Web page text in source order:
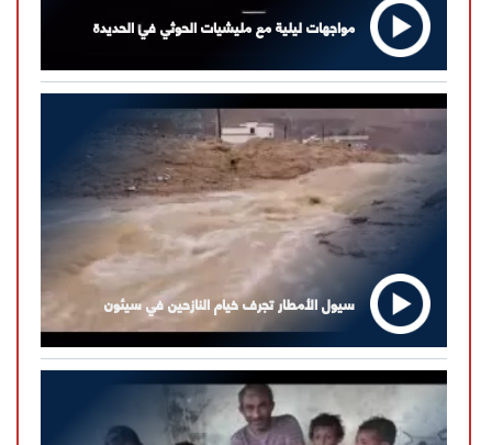
مواجهات ليلية مع مليشيات الحوثي في الحديدة
سيول الأمطار تجرف خيام النازحين في سيئون